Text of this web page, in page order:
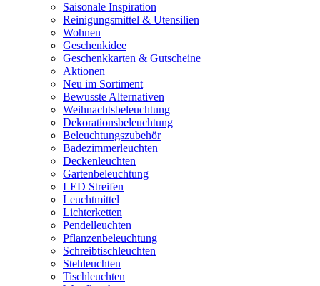
Saisonale Inspiration
Reinigungsmittel & Utensilien
Wohnen
Geschenkidee
Geschenkkarten & Gutscheine
Aktionen
Neu im Sortiment
Bewusste Alternativen
Weihnachtsbeleuchtung
Dekorationsbeleuchtung
Beleuchtungszubehör
Badezimmerleuchten
Deckenleuchten
Gartenbeleuchtung
LED Streifen
Leuchtmittel
Lichterketten
Pendelleuchten
Pflanzenbeleuchtung
Schreibtischleuchten
Stehleuchten
Tischleuchten